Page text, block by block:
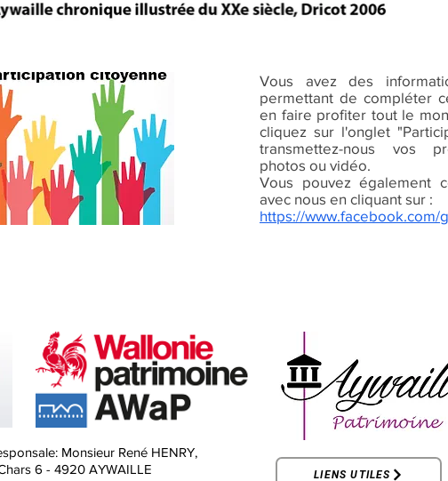
Vous avez des
permettant de compléter
en faire profiter tout le
cliquez sur l'onglet
transmettez-nous vos
photos ou vidéo.
Vous pouvez également
avec nous en cliquant sur :
https://www.facebook.com/
Monsieur René HENRY,
6 - 4920 AYWAILLE
LIENS UTILES